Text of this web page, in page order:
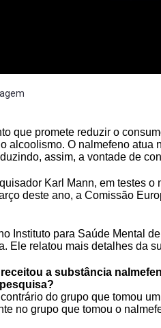
que promete reduzir o
alcoolismo. O nalmefeno
assim, a vontade de
Karl Mann, em testes
deste ano, a Comissão
Instituto para Saúde Mental
Ele relatou mais detalhes da
receitou a substância
do grupo que tomou
no grupo que tomou o